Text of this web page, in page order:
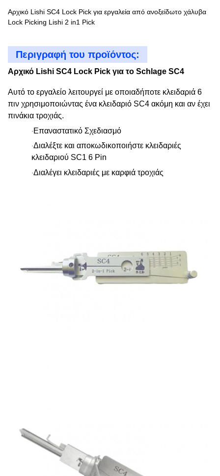
Αρχικό Lishi SC4 Lock Pick για εργαλεία από ανοξείδωτο χάλυβα
Lock Picking Lishi 2 in1 Pick
Περιγραφή του προϊόντος:
Αρχικό Lishi SC4 Lock Pick για το Schlage SC4
Αυτό το εργαλείο λειτουργεί με οποιαδήποτε κλειδαριά 6
πιν χρησιμοποιώντας ένα κλειδαριό SC4 ακόμη και αν έχει
πινάκια τροχιάς.
· Επαναστατικό Σχεδιασμό
·Διαλέξτε και αποκωδικοποιήστε κλειδαριές
κλειδαριού SC1 6 Pin
·Διαλέγει κλειδαριές με καρφιά τροχιάς